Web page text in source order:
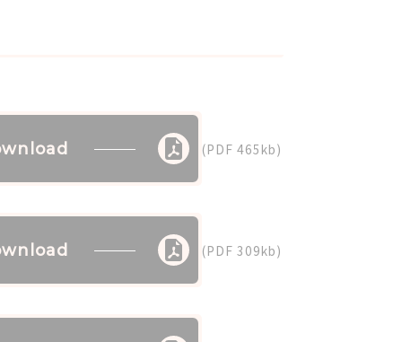
(PDF 465kb)
(PDF 309kb)